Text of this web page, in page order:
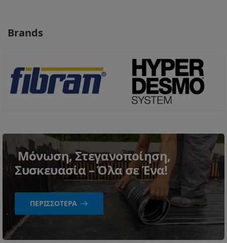
Brands
Μόνωση, Στεγανοποίηση,
Συσκευασία – Όλα σε Ένα!
ΠΕΡΙΣΣΌΤΕΡΑ